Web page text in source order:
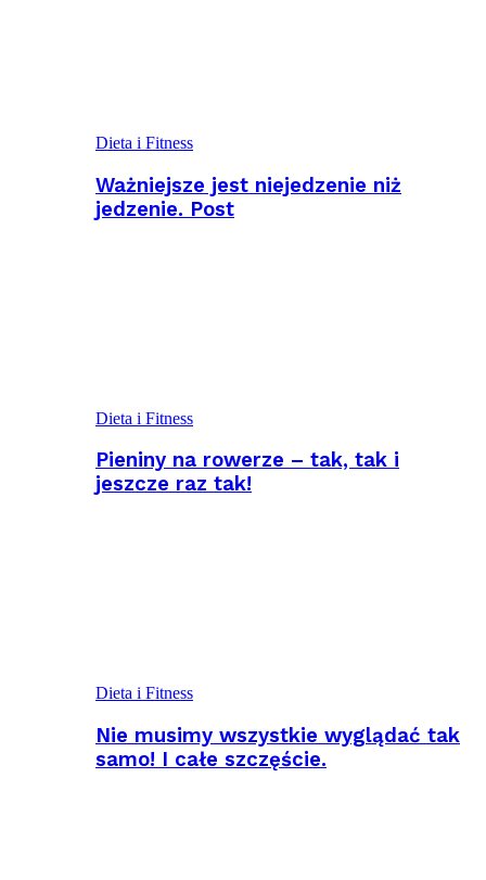
Dieta i Fitness
Ważniejsze jest niejedzenie niż
jedzenie. Post
Dieta i Fitness
Pieniny na rowerze – tak, tak i
jeszcze raz tak!
Dieta i Fitness
Nie musimy wszystkie wyglądać tak
samo! I całe szczęście.